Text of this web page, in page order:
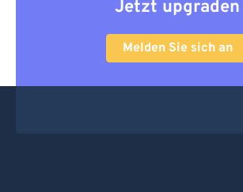
Jetzt upgraden
Melden Sie sich an